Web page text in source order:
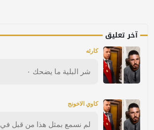
آخر تعليق
كارثه
شر البلية ما يضحك ٠
كاوي الاخونج
لم نسمع بمثل هذا من قبل في